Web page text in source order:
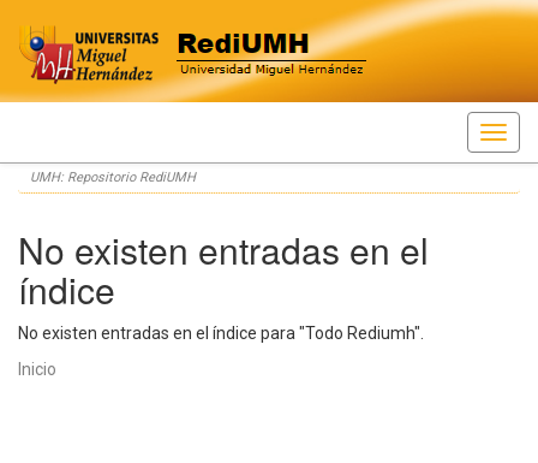
Skip
navigation
UMH: Repositorio RediUMH
No existen entradas en el
índice
No existen entradas en el índice para "Todo Rediumh".
Inicio